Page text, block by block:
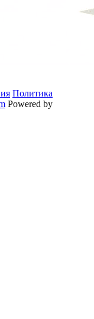
Политика
Powered by